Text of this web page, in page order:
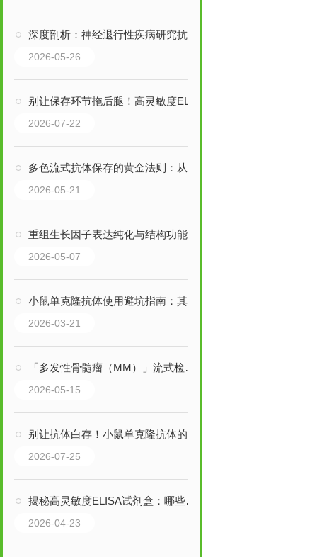
深度剖析：神经退行性疾病研究抗体的特质，如何重塑诊疗逻辑？
2026-05-26
别让保存环节拖后腿！高灵敏度ELISA试剂盒的正确养护法则
2026-07-22
多色流式抗体保存的黄金法则：从避光到温控，细节决定实验成败
2026-05-21
重组生长因子表达纯化与结构功能特性分析
2026-05-07
小鼠单克隆抗体使用避坑指南：其关键事项，用前必知！
2026-03-21
「多发性骨髓瘤（MM）」流式检测方案
2026-05-15
别让抗体白存！小鼠单克隆抗体的科学保存法则，一文说透
2026-07-25
揭秘高灵敏度ELISA试剂盒：哪些行业，正靠它突破检测瓶颈？
2026-04-23